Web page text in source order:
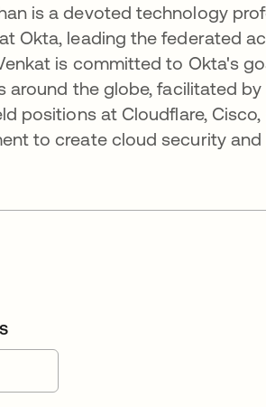
is a devoted technology
Okta, leading the federated
is committed to Okta's
around the globe, facilitated
positions at Cloudflare,
to create cloud security